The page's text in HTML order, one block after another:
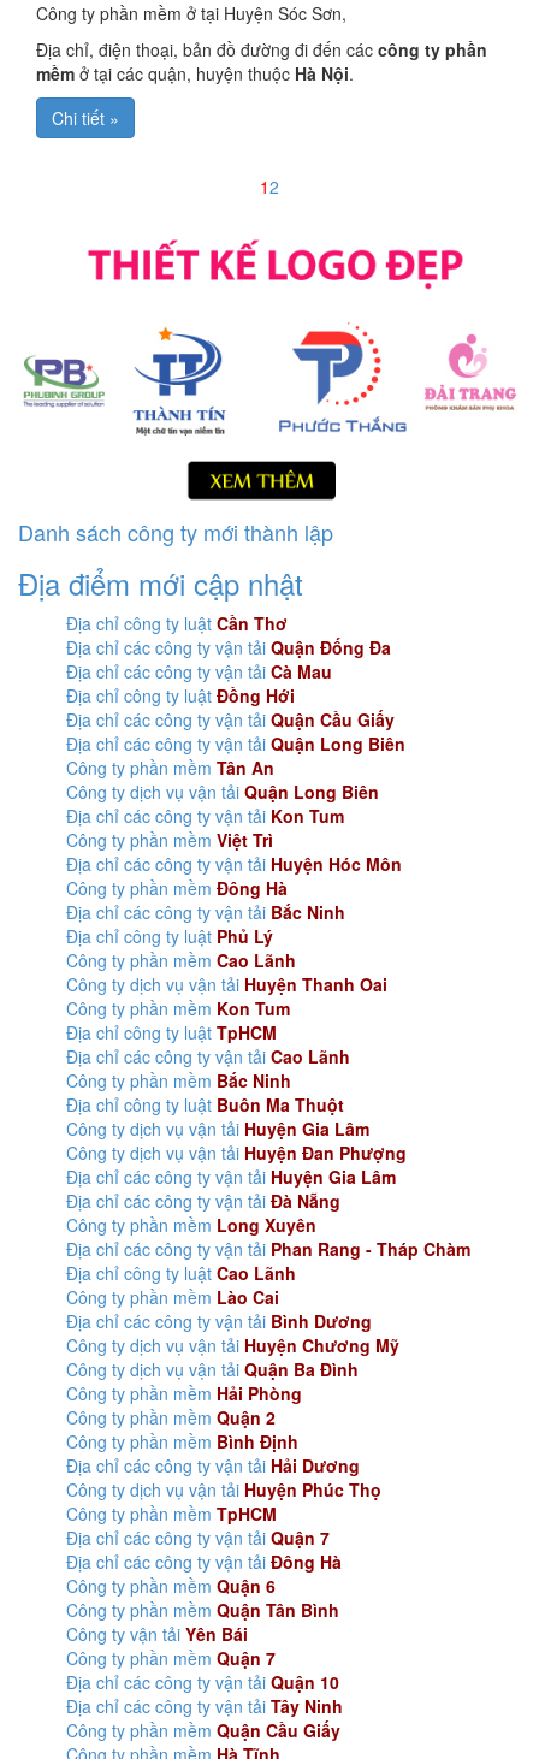
Công ty phần mềm ở tại Huyện Sóc Sơn,
Địa chỉ, điện thoại, bản đồ đường đi đến các công ty phần
mềm ở tại các quận, huyện thuộc Hà Nội.
Chi tiết »
12
Danh sách công ty mới thành lập
Địa điểm mới cập nhật
Địa chỉ công ty luật Cần Thơ
Địa chỉ các công ty vận tải Quận Đống Đa
Địa chỉ các công ty vận tải Cà Mau
Địa chỉ công ty luật Đồng Hới
Địa chỉ các công ty vận tải Quận Cầu Giấy
Địa chỉ các công ty vận tải Quận Long Biên
Công ty phần mềm Tân An
Công ty dịch vụ vận tải Quận Long Biên
Địa chỉ các công ty vận tải Kon Tum
Công ty phần mềm Việt Trì
Địa chỉ các công ty vận tải Huyện Hóc Môn
Công ty phần mềm Đông Hà
Địa chỉ các công ty vận tải Bắc Ninh
Địa chỉ công ty luật Phủ Lý
Công ty phần mềm Cao Lãnh
Công ty dịch vụ vận tải Huyện Thanh Oai
Công ty phần mềm Kon Tum
Địa chỉ công ty luật TpHCM
Địa chỉ các công ty vận tải Cao Lãnh
Công ty phần mềm Bắc Ninh
Địa chỉ công ty luật Buôn Ma Thuột
Công ty dịch vụ vận tải Huyện Gia Lâm
Công ty dịch vụ vận tải Huyện Đan Phượng
Địa chỉ các công ty vận tải Huyện Gia Lâm
Địa chỉ các công ty vận tải Đà Nẵng
Công ty phần mềm Long Xuyên
Địa chỉ các công ty vận tải Phan Rang - Tháp Chàm
Địa chỉ công ty luật Cao Lãnh
Công ty phần mềm Lào Cai
Địa chỉ các công ty vận tải Bình Dương
Công ty dịch vụ vận tải Huyện Chương Mỹ
Công ty dịch vụ vận tải Quận Ba Đình
Công ty phần mềm Hải Phòng
Công ty phần mềm Quận 2
Công ty phần mềm Bình Định
Địa chỉ các công ty vận tải Hải Dương
Công ty dịch vụ vận tải Huyện Phúc Thọ
Công ty phần mềm TpHCM
Địa chỉ các công ty vận tải Quận 7
Địa chỉ các công ty vận tải Đông Hà
Công ty phần mềm Quận 6
Công ty phần mềm Quận Tân Bình
Công ty vận tải Yên Bái
Công ty phần mềm Quận 7
Địa chỉ các công ty vận tải Quận 10
Địa chỉ các công ty vận tải Tây Ninh
Công ty phần mềm Quận Cầu Giấy
Công ty phần mềm Hà Tĩnh